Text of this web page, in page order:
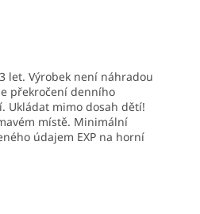
let. Výrobek není náhradou
překročení denního
Ukládat mimo dosah dětí!
místě. Minimální
údajem EXP na horní